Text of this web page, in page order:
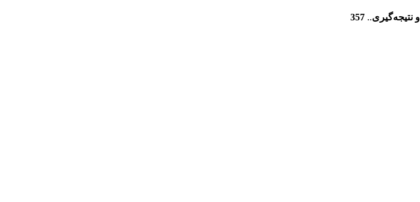
نتیجه‌گیری..
357